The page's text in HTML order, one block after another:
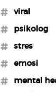
#viral
#psikolog
#stres
#emosi
#mental